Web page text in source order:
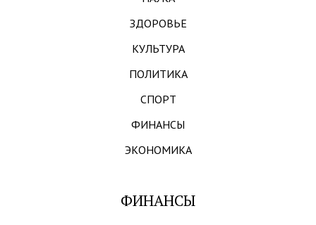
ЗДОРОВЬЕ
КУЛЬТУРА
ПОЛИТИКА
СПОРТ
ФИНАНСЫ
ЭКОНОМИКА
ФИНАНСЫ